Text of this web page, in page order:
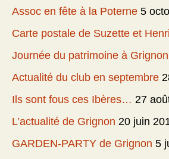
Assoc en fête à la Poterne 5
Carte postale de Suzette et Henri
Journée du patrimoine à Grignon
Actualité du club en septembre
Ils sont fous ces Ibères… 27
L’actualité de Grignon 20 juin
GARDEN-PARTY de Grignon 5